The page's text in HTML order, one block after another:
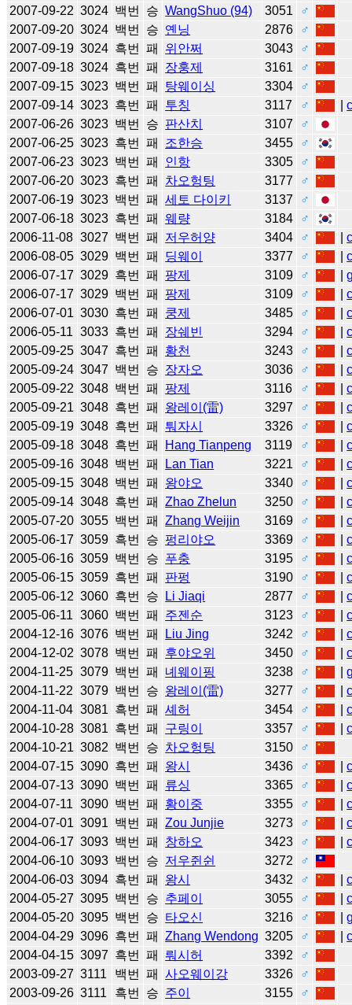
2007-09-22 3024 백번 승 WangShuo (94) 3051
♂
2007-09-20 3024 백번 승 옌닝 2876
♂
2007-09-19 3024 흑번 패 위안쩌 3043
♂
2007-09-18 3024 흑번 패 장훙제 3161
♂
2007-09-15 3023 백번 패 탕웨이싱 3304
♂
2007-09-14 3023 흑번 패 투칭 3117 ♂ |
2007-06-26 3023 백번 승 판산치 3107
♂
2007-06-25 3023 흑번 패 조한승 3455
♂
2007-06-23 3023 백번 패 인항 3305
♂
2007-06-20 3023 흑번 패 차오헝팅 3177
♂
2007-06-19 3023 백번 패 세토 다이키 3137
♂
2007-06-18 3023 흑번 패 웨량 3184
♂
2006-11-08 3027 백번 패 저우허양 3404 ♂ |
2006-08-05 3029 백번 패 딩웨이 3377 ♂ |
2006-07-17 3029 흑번 패 팡제 3109 ♂ |
2006-07-17 3029 백번 패 팡제 3109 ♂ |
2006-07-01 3030 흑번 패 쿵제 3485 ♂ |
2006-05-11 3033 흑번 패 장쉐빈 3294 ♂ |
2005-09-25 3047 흑번 패 황천 3243 ♂ |
2005-09-24 3047 백번 승 장자오 3036 ♂ |
2005-09-22 3048 백번 패 팡제 3116 ♂ |
2005-09-21 3048 흑번 패 왕레이(雷) 3297 ♂ |
2005-09-19 3048 흑번 패 퉈자시 3326 ♂ |
2005-09-18 3048 흑번 패 Hang Tianpeng 3119 ♂ |
2005-09-16 3048 백번 패 Lan Tian 3221 ♂ |
2005-09-15 3048 백번 패 왕야오 3340 ♂ |
2005-09-14 3048 흑번 패 Zhao Zhelun 3250 ♂ |
2005-07-20 3055 백번 패 Zhang Weijin 3169 ♂ |
2005-06-17 3059 흑번 승 펑리야오 3369 ♂ |
2005-06-16 3059 백번 승 푸충 3195 ♂ |
2005-06-15 3059 흑번 패 판펑 3190 ♂ |
2005-06-12 3060 흑번 승 Li Jiaqi 2877 ♂ |
2005-06-11 3060 백번 패 주젠순 3123 ♂ |
2004-12-16 3076 백번 패 Liu Jing 3242 ♂ |
2004-12-02 3078 백번 패 후야오위 3450 ♂ |
2004-11-25 3079 백번 패 녜웨이핑 3238 ♂ |
2004-11-22 3079 백번 승 왕레이(雷) 3277 ♂ |
2004-11-04 3081 흑번 패 셰허 3454 ♂ |
2004-10-28 3081 흑번 패 구링이 3357 ♂ |
2004-10-21 3082 백번 승 차오헝팅 3150
♂
2004-07-15 3090 흑번 패 왕시 3436 ♂ |
2004-07-13 3090 백번 패 류싱 3365 ♂ |
2004-07-11 3090 백번 패 황이중 3355 ♂ |
2004-07-01 3091 백번 패 Zou Junjie 3273 ♂ |
2004-06-17 3093 백번 패 창하오 3423 ♂ |
2004-06-10 3093 백번 승 저우쥔쉰 3272
♂
2004-06-03 3094 흑번 패 왕시 3432 ♂ |
2004-05-27 3095 백번 승 추페이 3055 ♂ |
2004-05-20 3095 백번 승 타오신 3216 ♂ |
2004-04-29 3096 흑번 패 Zhang Wendong 3205 ♂ |
2004-04-15 3097 흑번 패 뤄시허 3392
♂
2003-09-27 3111 백번 패 사오웨이강 3326
♂
2003-09-26 3111 흑번 승 주이 3155
♂